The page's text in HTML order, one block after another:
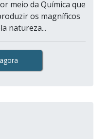
meio da Química que
os magníficos
natureza...